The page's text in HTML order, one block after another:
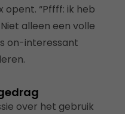
“Pffff: ik heb
alleen een volle
on-interessant
over het gebruik